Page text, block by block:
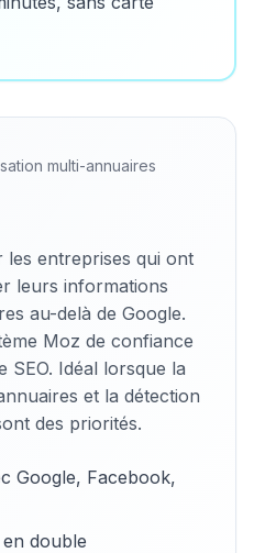
multi-annuaires
entreprises qui ont
leurs informations
au-delà de Google.
Moz de confiance
SEO. Idéal lorsque la
et la détection
des priorités.
Google, Facebook,
double